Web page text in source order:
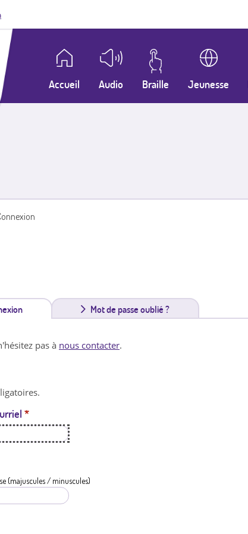
Accueil Audio Braille Jeunesse
n
l
e
Mot de passe oublié ?
pas à nous contacter.
*
(majuscules / minuscules)